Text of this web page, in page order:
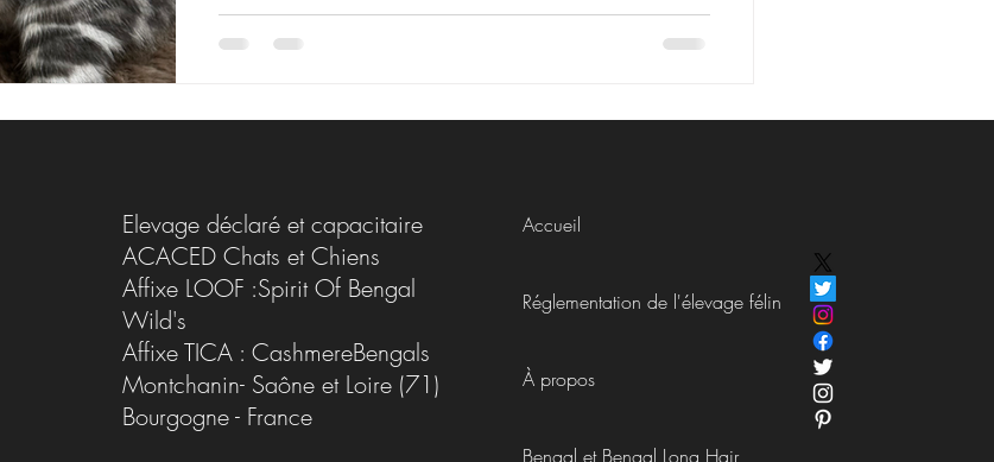
Elevage déclaré et capacitaire
ACACED Chats et Chiens
Affixe LOOF :Spirit Of Bengal
Wild's
Affixe TICA : CashmereBengals
Montchanin- Saône et Loire (71)
Bourgogne - France
Accueil
Réglementation de l'élevage félin
À propos
Bengal et Bengal Long Hair